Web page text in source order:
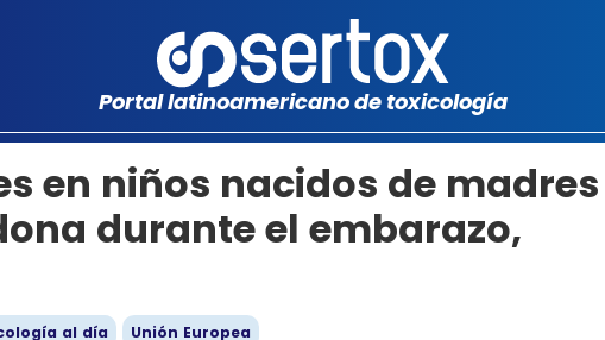
Portal latinoamericano de toxicología
en niños nacidos de madres
durante el embarazo,
al día Unión Europea